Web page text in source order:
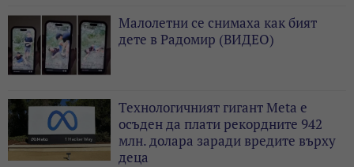
Малолетни се снимаха как бият
дете в Радомир (ВИДЕО)
Технологичният гигант Meta е
осъден да плати рекордните 942
млн. долара заради вредите върху
деца